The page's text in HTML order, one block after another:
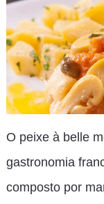
O peixe à belle
gastronomia
composto por